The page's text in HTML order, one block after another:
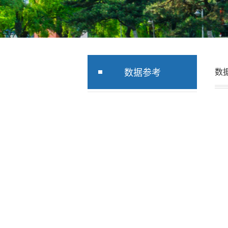
数据参考 数